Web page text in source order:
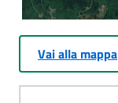
Vai alla mappa